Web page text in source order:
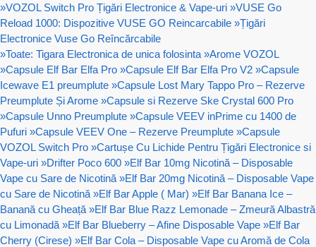
»VOZOL Switch Pro Țigări Electronice & Vape-uri »VUSE Go
Reload 1000: Dispozitive VUSE GO Reincarcabile »Țigări
Electronice Vuse Go Reîncărcabile
»Toate: Tigara Electronica de unica folosinta »Arome VOZOL
»Capsule Elf Bar Elfa Pro »Capsule Elf Bar Elfa Pro V2 »Capsule
Icewave E1 preumplute »Capsule Lost Mary Tappo Pro – Rezerve
Preumplute Și Arome »Capsule si Rezerve Ske Crystal 600 Pro
»Capsule Unno Preumplute »Capsule VEEV inPrime cu 1400 de
Pufuri »Capsule VEEV One – Rezerve Preumplute »Capsule
VOZOL Switch Pro »Cartușe Cu Lichide Pentru Țigări Electronice si
Vape-uri »Drifter Poco 600 »Elf Bar 10mg Nicotină – Disposable
Vape cu Sare de Nicotină »Elf Bar 20mg Nicotină – Disposable Vape
cu Sare de Nicotină »Elf Bar Apple ( Mar) »Elf Bar Banana Ice –
Banană cu Gheață »Elf Bar Blue Razz Lemonade – Zmeură Albastră
cu Limonadă »Elf Bar Blueberry – Afine Disposable Vape »Elf Bar
Cherry (Cirese) »Elf Bar Cola – Disposable Vape cu Aromă de Cola